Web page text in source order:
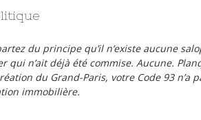
du principe qu’il n’existe aucune
qui n’ait déjà été commise. Aucune.
du Grand-Paris, votre Code 93 n’a
immobilière.